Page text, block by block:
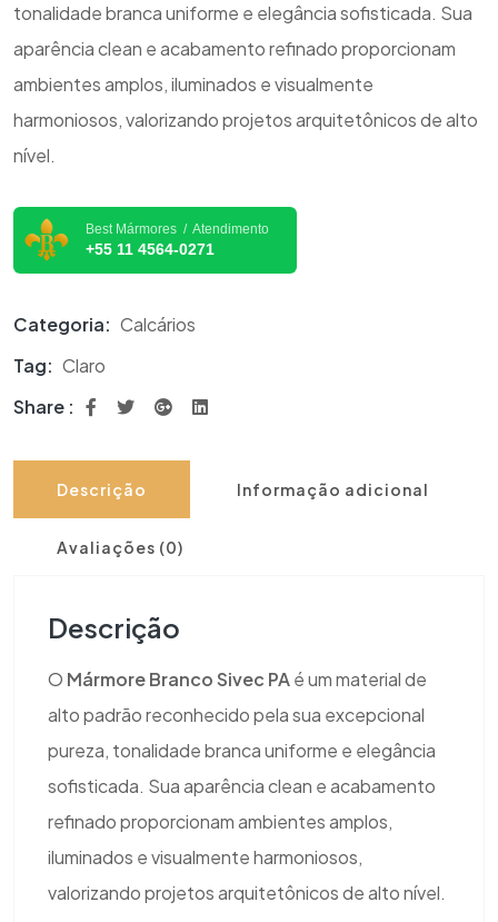
tonalidade branca uniforme e elegância sofisticada. Sua
aparência clean e acabamento refinado proporcionam
ambientes amplos, iluminados e visualmente
harmoniosos, valorizando projetos arquitetônicos de alto
nível.
Best Mármores / Atendimento
+55 11 4564-0271
Categoria: Calcários
Tag: Claro
Share :
Descrição Informação adicional
Avaliações (0)
Descrição
O Mármore Branco Sivec PAé um material de
alto padrão reconhecido pela sua excepcional
pureza, tonalidade branca uniforme e elegância
sofisticada. Sua aparência clean e acabamento
refinado proporcionam ambientes amplos,
iluminados e visualmente harmoniosos,
valorizando projetos arquitetônicos de alto nível.